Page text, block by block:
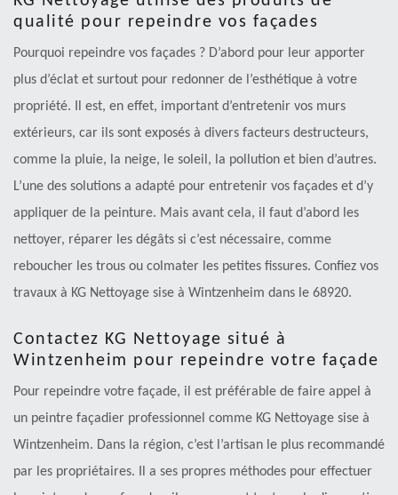
qualité pour repeindre vos façades
Pourquoi repeindre vos façades ? D’abord pour leur apporter
plus d’éclat et surtout pour redonner de l’esthétique à votre
propriété. Il est, en effet, important d’entretenir vos murs
extérieurs, car ils sont exposés à divers facteurs destructeurs,
comme la pluie, la neige, le soleil, la pollution et bien d’autres.
L’une des solutions a adapté pour entretenir vos façades et d’y
appliquer de la peinture. Mais avant cela, il faut d’abord les
nettoyer, réparer les dégâts si c’est nécessaire, comme
reboucher les trous ou colmater les petites fissures. Confiez vos
travaux à KG Nettoyage sise à Wintzenheim dans le 68920.
Contactez KG Nettoyage situé à
Wintzenheim pour repeindre votre façade
Pour repeindre votre façade, il est préférable de faire appel à
un peintre façadier professionnel comme KG Nettoyage sise à
Wintzenheim. Dans la région, c’est l’artisan le plus recommandé
par les propriétaires. Il a ses propres méthodes pour effectuer